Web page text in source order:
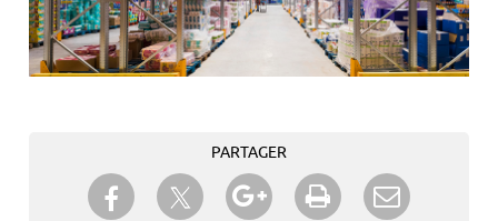
PARTAGER
Partager sur Facebook
Partager sur TwitterPartager sur Google+
Imprimer